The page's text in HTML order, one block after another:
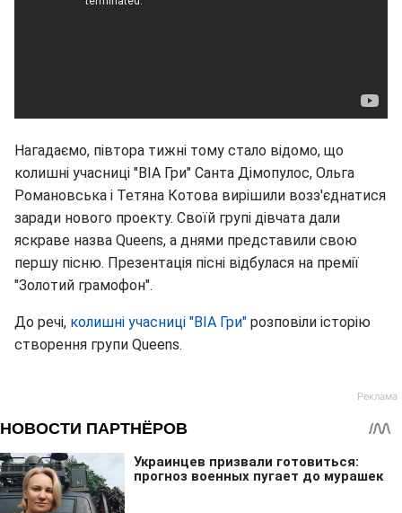
Нагадаємо, півтора тижні тому стало відомо, що
колишні учасниці "ВІА Гри" Санта Дімопулос, Ольга
Романовська і Тетяна Котова вирішили возз'єднатися
заради нового проекту. Своїй групі дівчата дали
яскраве назва Queens, а днями представили свою
першу пісню. Презентація пісні відбулася на премії
"Золотий грамофон".
До речі, колишні учасниці "ВІА Гри" розповіли історію
створення групи Queens.